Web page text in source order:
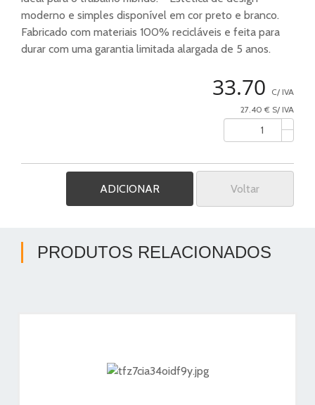
moderno e simples disponível em cor preto e branco.
Fabricado com materiais 100% recicláveis e feita para
durar com uma garantia limitada alargada de 5 anos.
33.70
C/ IVA
27.40 € S/ IVA
Voltar
PRODUTOS RELACIONADOS